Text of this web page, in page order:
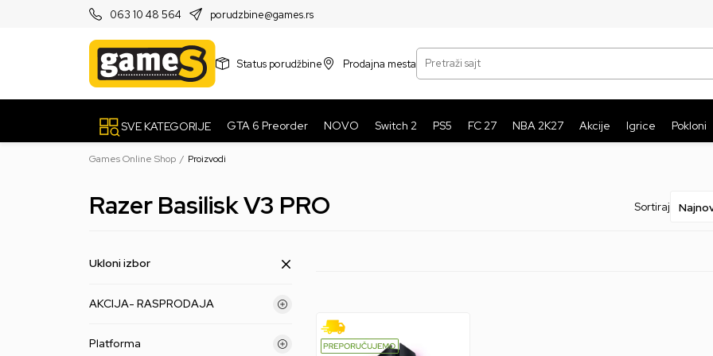
063 10 48 564 porudzbine@games.rs
PRODAVNICE
Status porudžbine Prodajna mesta
Pretraži sajt
SVE KATEGORIJE GTA 6 Preorder NOVO Switch 2 PS5 FC 27 NBA 2K27 Akcije Igrice Pokloni
Games Online Shop Proizvodi
Razer Basilisk V3 PRO Sortiraj
Ukloni izbor
AKCIJA- RASPRODAJA
Platforma